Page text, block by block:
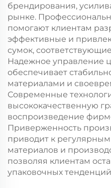
брендирования,
рынке.
помогают клиентам
эффективные и
сумок,
Надежное управление
обеспечивает
материалами и
Современные
высококачественную
воспроизведение
Приверженность
приводит к
материалов и
позволяя клиентам
упаковочных